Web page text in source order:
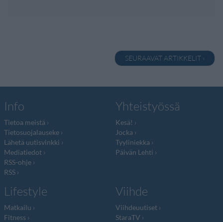
SEURAAVAT ARTIKKELIT ›
Info
Tietoa meistä
Tietosuojalauseke
Lähetä uutisvinkki
Mediatiedot
RSS-ohje
RSS
Yhteistyössä
Kesä!
Jocka
Tyyliniekka
Päivän Lehti
Lifestyle
Matkailu
Fitness
Viihde
Viihdeuutiset
StaraTV